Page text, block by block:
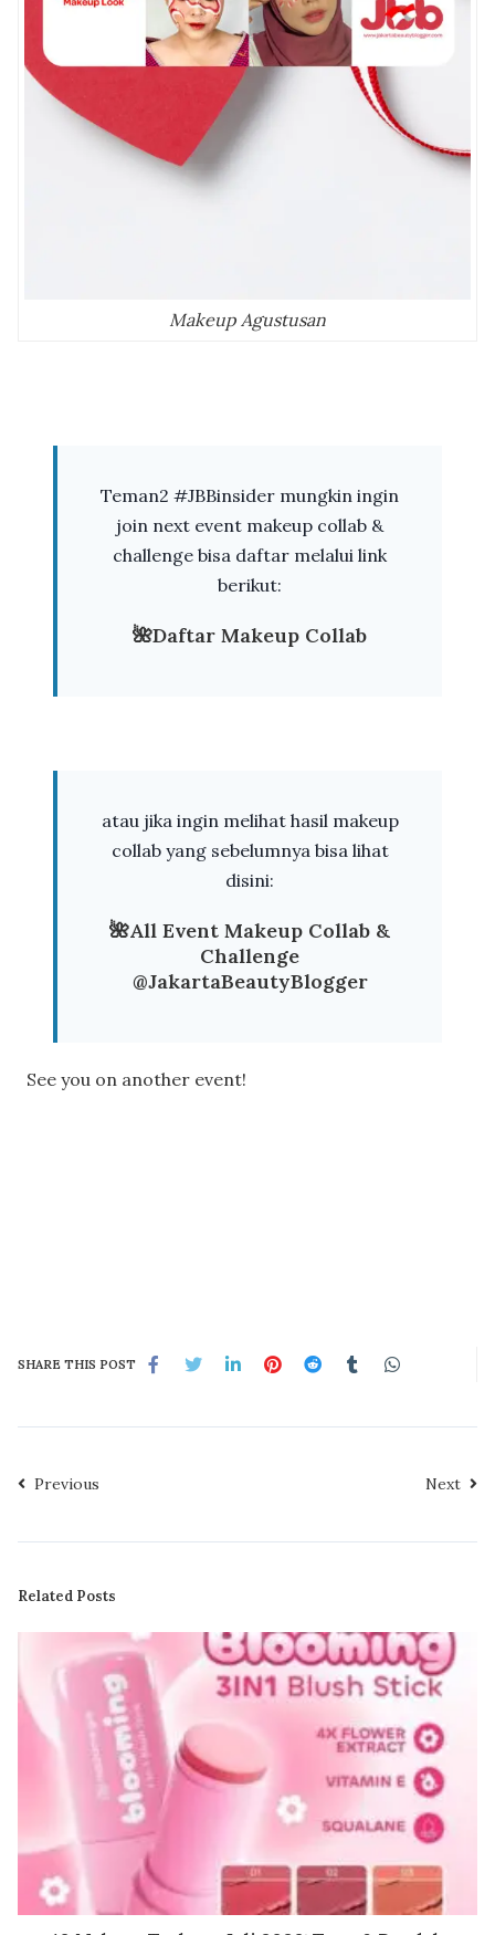
Makeup Agustusan
Teman2 #JBBinsider mungkin ingin
join next event makeup collab &
challenge bisa daftar melalui link
berikut:
🌺Daftar Makeup Collab
atau jika ingin melihat hasil makeup
collab yang sebelumnya bisa lihat
disini:
🌺All Event Makeup Collab &
Challenge
@JakartaBeautyBlogger
See you on another event!
SHARE THIS POST
Previous Next
Related Posts